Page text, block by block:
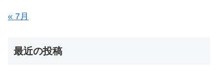
« 7月
最近の投稿